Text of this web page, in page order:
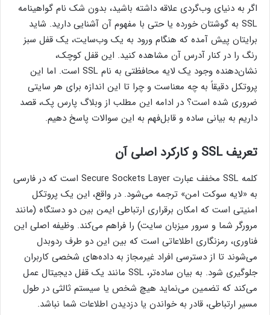
اگر به دنیای وب‌گردی علاقه داشته باشید، بدون شک نام گواهینامه
SSL به گوشتان خورده یا حتی با مفهوم آن آشنایی دارید. شاید
برایتان پیش آمده که هنگام ورود به یک وب‌سایت، یک قفل سبز
رنگ را در کنار آدرس آن مشاهده کنید. این قفل کوچک،
نشان‌دهنده وجود یک لایه محافظتی به نام SSL است. اما این
پروتکل دقیقاً به چه معناست و چرا تا این اندازه برای هر سایتی
ضروری شده است؟ در ادامه این مطلب از وبلاگ پارس پک، قصد
داریم به بیانی ساده و قابل‌فهم به این سوالات پاسخ دهیم.
تعریف SSL و کارکرد اصلی آن
کلمه SSL مخفف عبارت Secure Sockets Layer است که در فارسی
به «لایه سوکت امن» ترجمه می‌شود. در واقع، این یک پروتکل
امنیتی است که امکان برقراری ارتباطی ایمن بین دو دستگاه (مانند
مرورگر شما و سرور میزبان سایت) را فراهم می‌کند. وظیفه اصلی این
فناوری، رمزنگاری اطلاعاتی است که بین این دو طرف ردوبدل
می‌شوند تا از دسترسی افراد غیرمجاز به داده‌های شخصی کاربران
جلوگیری شود. به بیان ساده‌تر، SSL مانند یک قفل دیجیتال عمل
می‌کند که تضمین می‌نماید هیچ شخص یا سیستم ثالثی در طول
مسیر ارتباطی، قادر به خواندن یا دزدیدن اطلاعات شما نباشد.